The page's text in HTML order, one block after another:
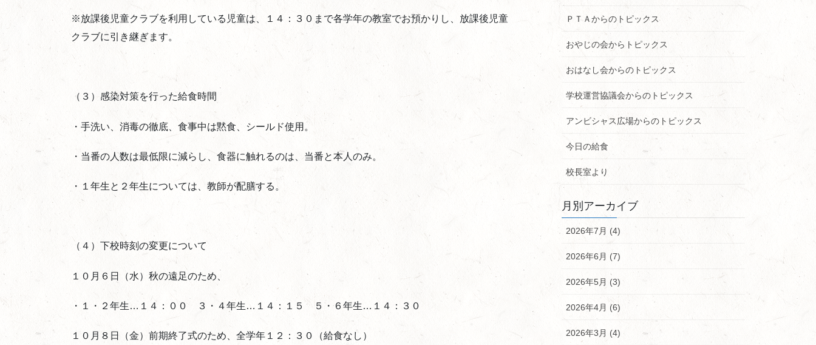
※放課後児童クラブを利用している児童は、１４：３０まで各学年の教室でお預かりし、放課後児童
クラブに引き継ぎます。
（３）感染対策を行った給食時間
・手洗い、消毒の徹底、食事中は黙食、シールド使用。
・当番の人数は最低限に減らし、食器に触れるのは、当番と本人のみ。
・１年生と２年生については、教師が配膳する。
（４）下校時刻の変更について
１０月６日（水）秋の遠足のため、
・１・２年生…１４：００ ３・４年生…１４：１５ ５・６年生…１４：３０
１０月８日（金）前期終了式のため、全学年１２：３０（給食なし）
ＰＴＡからのトピックス
おやじの会からトピックス
おはなし会からのトピックス
学校運営協議会からのトピックス
アンビシャス広場からのトピックス
今日の給食
校長室より
月別アーカイブ
2026年7月 (4)
2026年6月 (7)
2026年5月 (3)
2026年4月 (6)
2026年3月 (4)